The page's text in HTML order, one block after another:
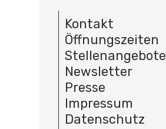
Kontakt
Öffnungszeiten
Stellenangebote
Newsletter
Presse
Impressum
Datenschutz